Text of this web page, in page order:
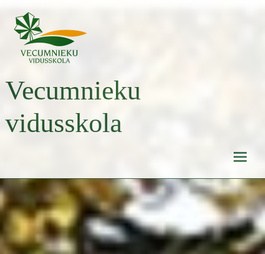
content
Vecumnieku
vidusskola